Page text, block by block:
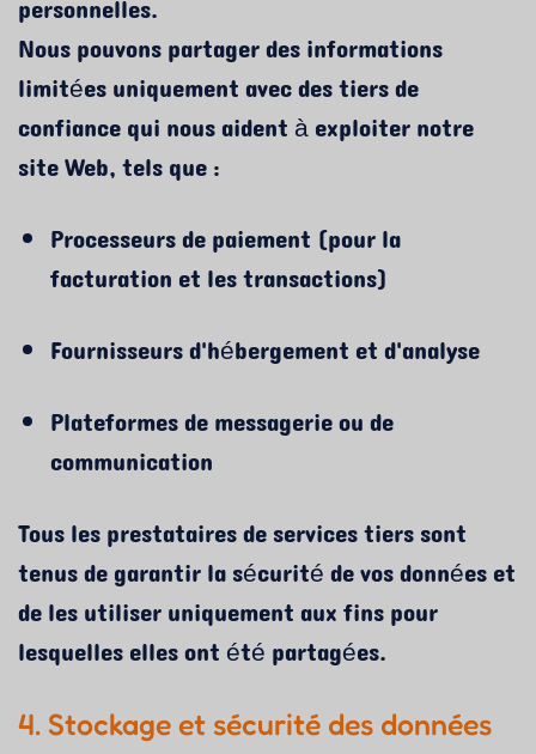
personnelles.
Nous pouvons partager des informations
limitées uniquement avec des tiers de
confiance qui nous aident à exploiter notre
site Web, tels que :
Processeurs de paiement (pour la
facturation et les transactions)
Fournisseurs d'hébergement et d'analyse
Plateformes de messagerie ou de
communication
Tous les prestataires de services tiers sont
tenus de garantir la sécurité de vos données et
de les utiliser uniquement aux fins pour
lesquelles elles ont été partagées.
4. Stockage et sécurité des données